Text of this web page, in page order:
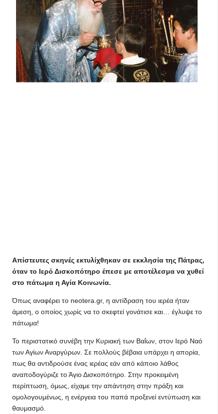
Απίστευτες σκηνές εκτυλίχθηκαν σε εκκλησία της Πάτρας,
όταν το Ιερό Δισκοπότηρο έπεσε με αποτέλεσμα να χυθεί
στο πάτωμα η Αγία Κοινωνία.
Όπως αναφέρει το neotera.gr, η αντίδραση του ιερέα ήταν
άμεση, ο οποίος χωρίς να το σκεφτεί γονάτισε και… έγλυψε το
πάτωμα!
Το περιστατικό συνέβη την Κυριακή των Βαΐων, στον Ιερό Ναό
των Αγίων Αναργύρων. Σε πολλούς βέβαια υπάρχει η απορία,
πως θα αντιδρούσε ένας ιερέας εάν από κάποιο λάθος
αναποδογύριζε το Άγιο Δισκοπότηρο. Στην προκειμένη
περίπτωση, όμως, είχαμε την απάντηση στην πράξη και
ομολογουμένως, η ενέργεια του παπά προξενεί εντύπωση και
θαυμασμό.